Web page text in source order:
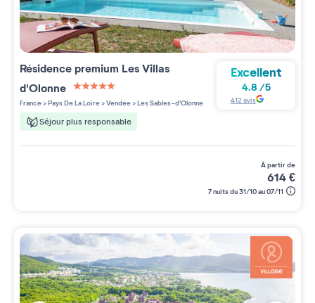
Résidence premium Les Villas
d'Olonne
5 étoiles sur 5
France>Pays De La Loire>Vendée>Les Sables-d'Olonne
Séjour plus responsable
Excellent
4.8 /5
412 avis
à partir de
614€
7 nuits du 31/10 au 07/11